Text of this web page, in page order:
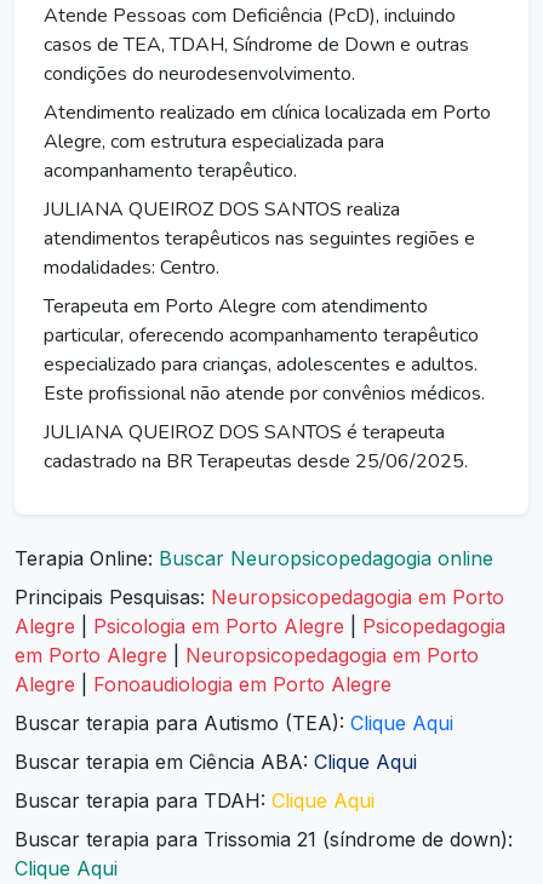
Atende Pessoas com Deficiência (PcD), incluindo
casos de TEA, TDAH, Síndrome de Down e outras
condições do neurodesenvolvimento.
Atendimento realizado em clínica localizada em Porto
Alegre, com estrutura especializada para
acompanhamento terapêutico.
JULIANA QUEIROZ DOS SANTOS realiza
atendimentos terapêuticos nas seguintes regiões e
modalidades: Centro.
Terapeuta em Porto Alegre com atendimento
particular, oferecendo acompanhamento terapêutico
especializado para crianças, adolescentes e adultos.
Este profissional não atende por convênios médicos.
JULIANA QUEIROZ DOS SANTOS é terapeuta
cadastrado na BR Terapeutas desde 25/06/2025.
Terapia Online: Buscar Neuropsicopedagogia online
Principais Pesquisas: Neuropsicopedagogia em Porto
Alegre
Psicologia em Porto Alegre
Psicopedagogia
em Porto Alegre
Neuropsicopedagogia em Porto
Alegre
Fonoaudiologia em Porto Alegre
Buscar terapia para Autismo (TEA): Clique Aqui
Buscar terapia em Ciência ABA: Clique Aqui
Buscar terapia para TDAH: Clique Aqui
Buscar terapia para Trissomia 21 (síndrome de down):
Clique Aqui